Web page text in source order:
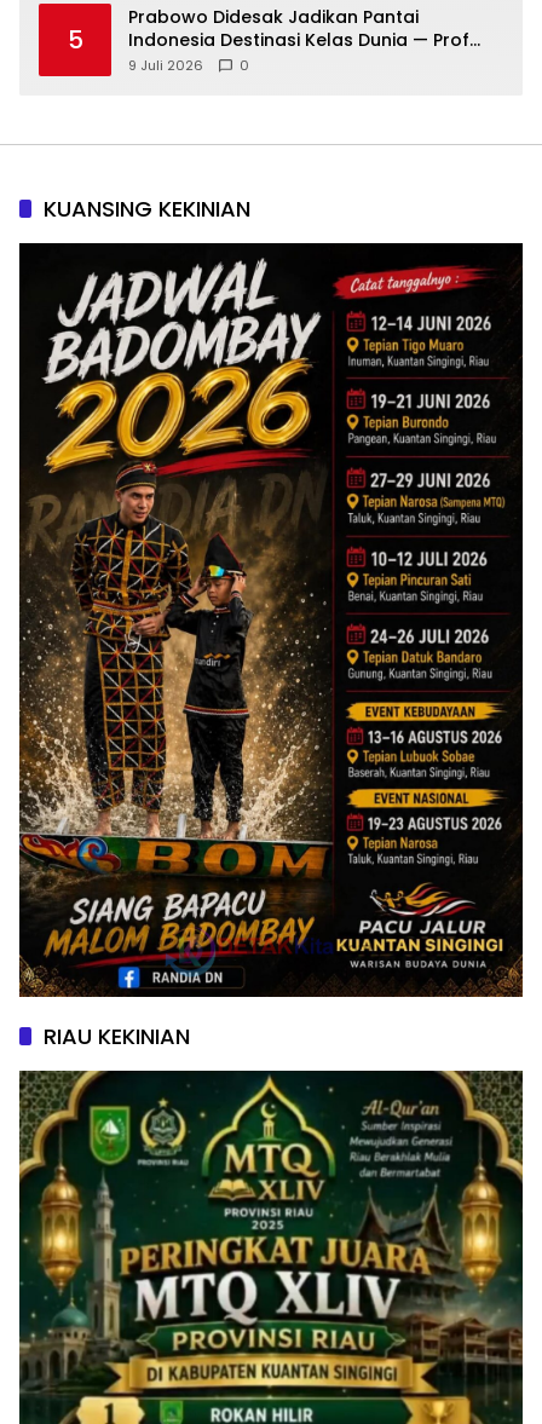
5
Prabowo Didesak Jadikan Pantai
Indonesia Destinasi Kelas Dunia — Prof
Sutan Nasomal: Perintahkan Kepala
9 Juli 2026 0
KUANSING KEKINIAN
RIAU KEKINIAN